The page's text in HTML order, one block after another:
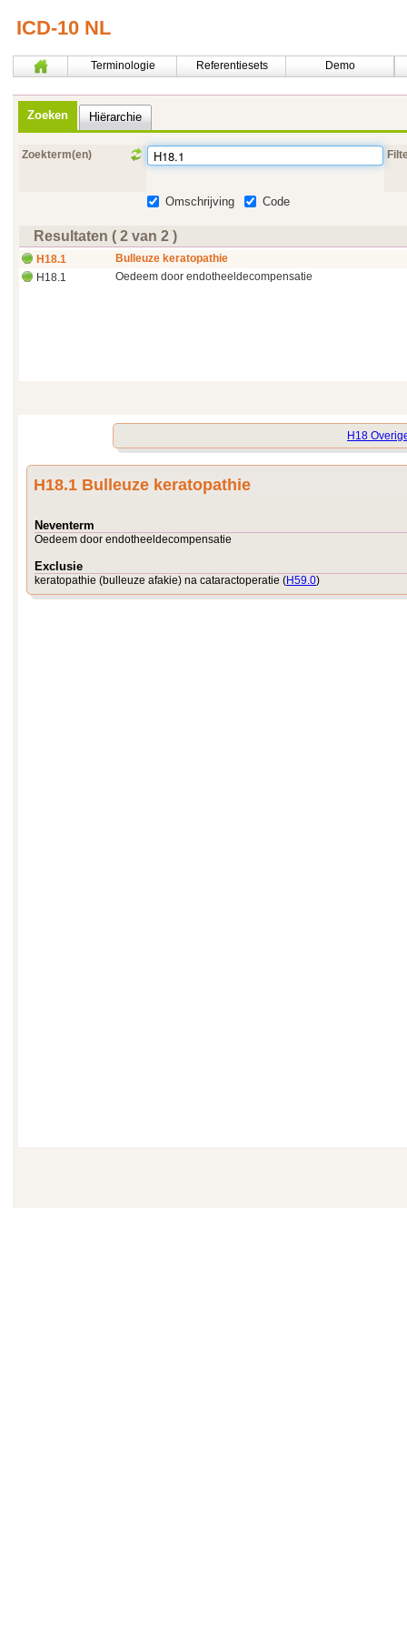
ICD-10 NL
Terminologie Referentiesets Demo
Zoeken Hiërarchie
Zoekterm(en)
Omschrijving Code
Resultaten ( 2 van 2 )
H18.1
Bulleuze keratopathie
H18.1
Oedeem door endotheeldecompensatie